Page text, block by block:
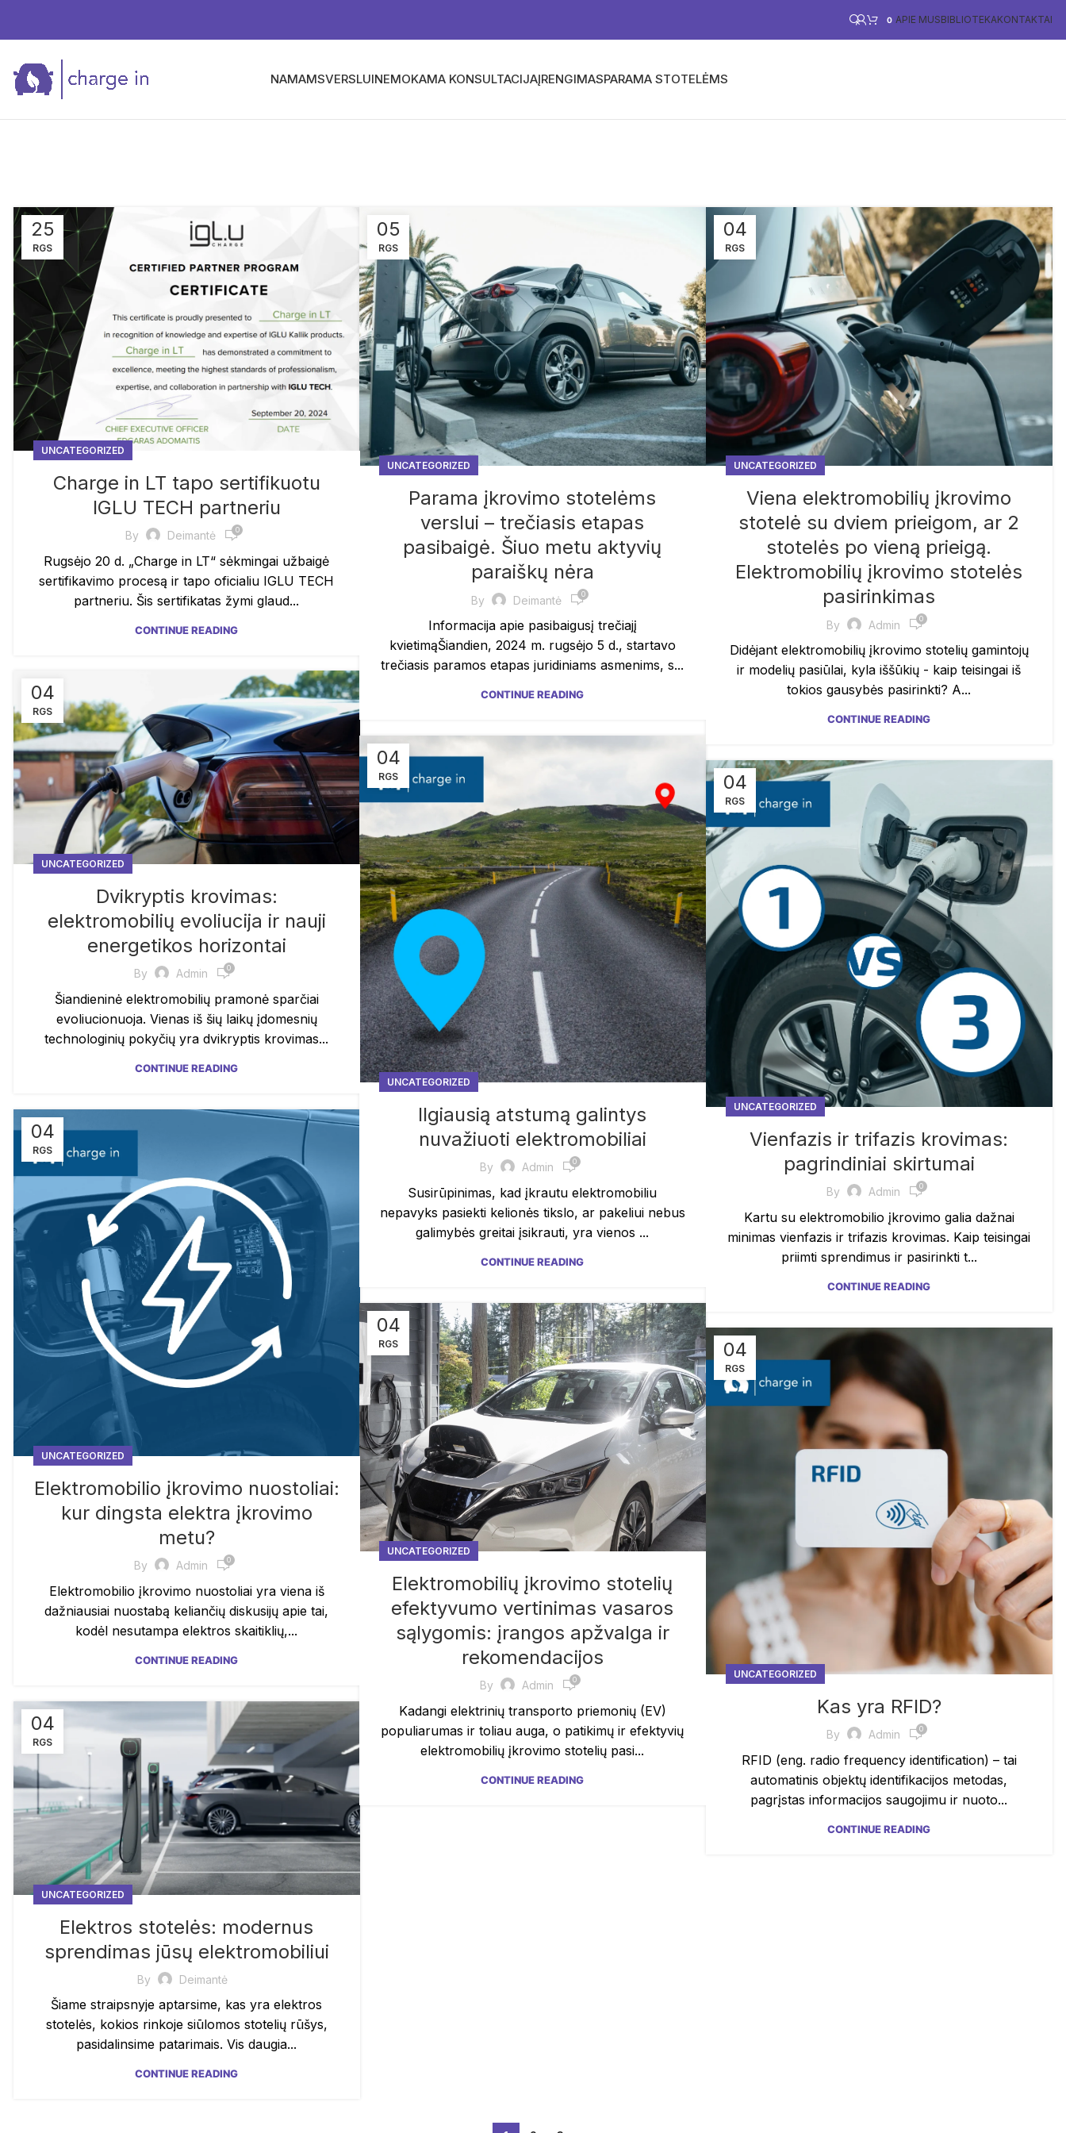
0 APIE MUSBIBLIOTEKAKONTAKTAI
NAMAMSVERSLUINEMOKAMA KONSULTACIJAĮRENGIMASPARAMA STOTELĖMS
25
RGS
UNCATEGORIZED
Charge in LT tapo sertifikuotu
IGLU TECH partneriu
By Deimantė 0
Rugsėjo 20 d. „Charge in LT“ sėkmingai užbaigė
sertifikavimo procesą ir tapo oficialiu IGLU TECH
partneriu. Šis sertifikatas žymi glaud...
CONTINUE READING
05
RGS
UNCATEGORIZED
Parama įkrovimo stotelėms
verslui – trečiasis etapas
pasibaigė. Šiuo metu aktyvių
paraiškų nėra
By Deimantė 0
Informacija apie pasibaigusį trečiajį
kvietimąŠiandien, 2024 m. rugsėjo 5 d., startavo
trečiasis paramos etapas juridiniams asmenims, s...
CONTINUE READING
04
RGS
UNCATEGORIZED
Viena elektromobilių įkrovimo
stotelė su dviem prieigom, ar 2
stotelės po vieną prieigą.
Elektromobilių įkrovimo stotelės
pasirinkimas
By Admin 0
Didėjant elektromobilių įkrovimo stotelių gamintojų
ir modelių pasiūlai, kyla iššūkių - kaip teisingai iš
tokios gausybės pasirinkti? A...
CONTINUE READING
04
RGS
UNCATEGORIZED
Dvikryptis krovimas:
elektromobilių evoliucija ir nauji
energetikos horizontai
By Admin 0
Šiandieninė elektromobilių pramonė sparčiai
evoliucionuoja. Vienas iš šių laikų įdomesnių
technologinių pokyčių yra dvikryptis krovimas...
CONTINUE READING
04
RGS
UNCATEGORIZED
Ilgiausią atstumą galintys
nuvažiuoti elektromobiliai
By Admin 0
Susirūpinimas, kad įkrautu elektromobiliu
nepavyks pasiekti kelionės tikslo, ar pakeliui nebus
galimybės greitai įsikrauti, yra vienos ...
CONTINUE READING
04
RGS
UNCATEGORIZED
Vienfazis ir trifazis krovimas:
pagrindiniai skirtumai
By Admin 0
Kartu su elektromobilio įkrovimo galia dažnai
minimas vienfazis ir trifazis krovimas. Kaip teisingai
priimti sprendimus ir pasirinkti t...
CONTINUE READING
04
RGS
UNCATEGORIZED
Elektromobilio įkrovimo nuostoliai:
kur dingsta elektra įkrovimo
metu?
By Admin 0
Elektromobilio įkrovimo nuostoliai yra viena iš
dažniausiai nuostabą keliančių diskusijų apie tai,
kodėl nesutampa elektros skaitiklių,...
CONTINUE READING
04
RGS
UNCATEGORIZED
Elektromobilių įkrovimo stotelių
efektyvumo vertinimas vasaros
sąlygomis: įrangos apžvalga ir
rekomendacijos
By Admin 0
Kadangi elektrinių transporto priemonių (EV)
populiarumas ir toliau auga, o patikimų ir efektyvių
elektromobilių įkrovimo stotelių pasi...
CONTINUE READING
04
RGS
UNCATEGORIZED
Kas yra RFID?
By Admin 0
RFID (eng. radio frequency identification) – tai
automatinis objektų identifikacijos metodas,
pagrįstas informacijos saugojimu ir nuoto...
CONTINUE READING
04
RGS
UNCATEGORIZED
Elektros stotelės: modernus
sprendimas jūsų elektromobiliui
By Deimantė
Šiame straipsnyje aptarsime, kas yra elektros
stotelės, kokios rinkoje siūlomos stotelių rūšys,
pasidalinsime patarimais. Vis daugia...
CONTINUE READING